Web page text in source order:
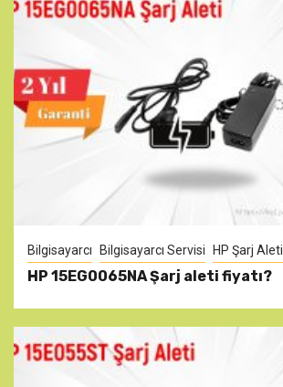
Bilgisayarcı Bilgisayarcı Servisi HP Şarj Aleti
HP 15EG0065NA Şarj aleti fiyatı?